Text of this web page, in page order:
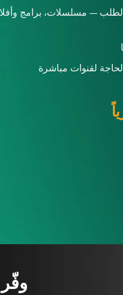
— مسلسلات، برامج
لقنوات مباشرة
وفّر